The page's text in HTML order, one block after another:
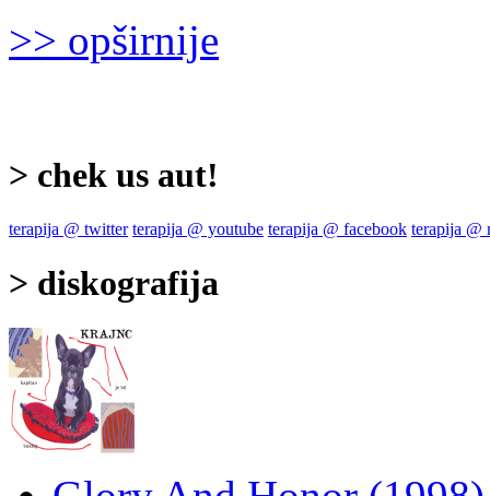
>> opširnije
> chek us aut!
terapija @ twitter terapija @ youtube terapija @ facebook terapija @
> diskografija